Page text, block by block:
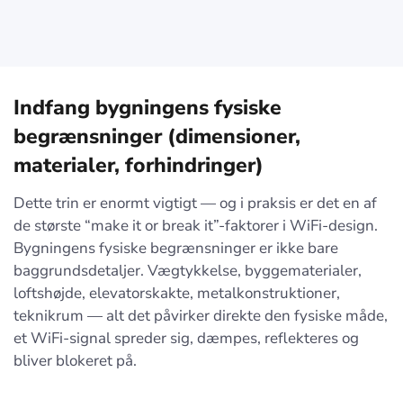
Indfang bygningens fysiske
begrænsninger (dimensioner,
materialer, forhindringer)
Dette trin er enormt vigtigt — og i praksis er det en af
de største “make it or break it”-faktorer i WiFi-design.
Bygningens fysiske begrænsninger er ikke bare
baggrundsdetaljer. Vægtykkelse, byggematerialer,
loftshøjde, elevatorskakte, metalkonstruktioner,
teknikrum — alt det påvirker direkte den fysiske måde,
et WiFi-signal spreder sig, dæmpes, reflekteres og
bliver blokeret på.